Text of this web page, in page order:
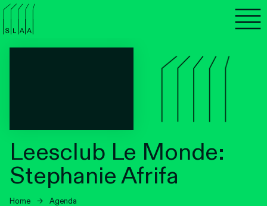
Leesclub Le Monde:
Stephanie Afrifa
Home → Agenda
Agenda
Luisteren
Nieuwsbrief
Over SLAA